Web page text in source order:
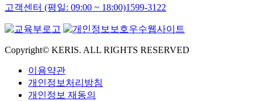
고객센터 (평일: 09:00 ~ 18:00)1599-3122
Copyright© KERIS. ALL RIGHTS RESERVED
이용약관
개인정보처리방침
개인정보 재동의